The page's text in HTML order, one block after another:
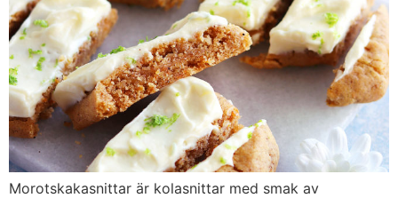
Morotskakasnittar är kolasnittar med smak av